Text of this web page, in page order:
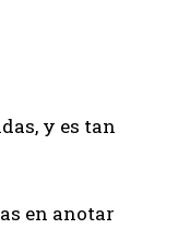
y es tan
en anotar